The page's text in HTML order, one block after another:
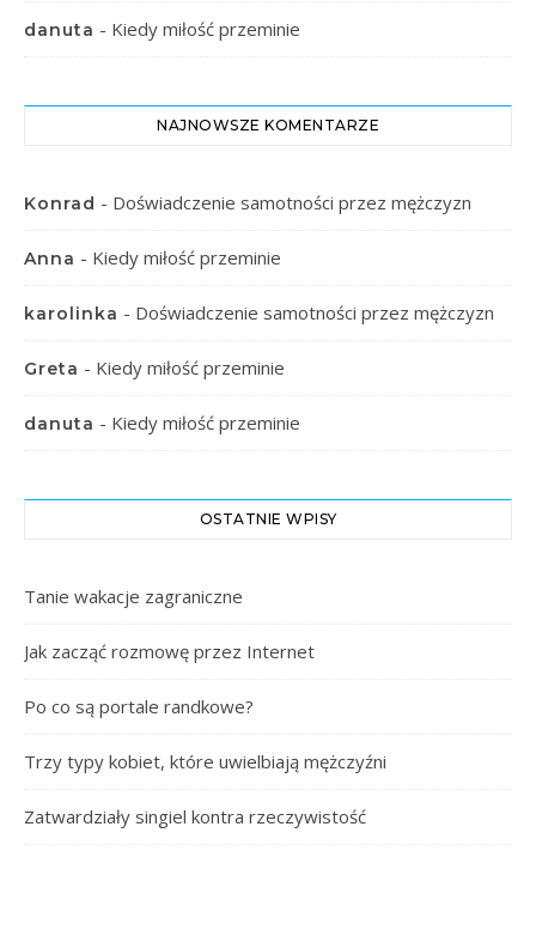
danuta - Kiedy miłość przeminie
NAJNOWSZE KOMENTARZE
Konrad - Doświadczenie samotności przez mężczyzn
Anna - Kiedy miłość przeminie
karolinka - Doświadczenie samotności przez mężczyzn
Greta - Kiedy miłość przeminie
danuta - Kiedy miłość przeminie
OSTATNIE WPISY
Tanie wakacje zagraniczne
Jak zacząć rozmowę przez Internet
Po co są portale randkowe?
Trzy typy kobiet, które uwielbiają mężczyźni
Zatwardziały singiel kontra rzeczywistość